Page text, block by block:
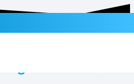
& DESINFEKTION
für